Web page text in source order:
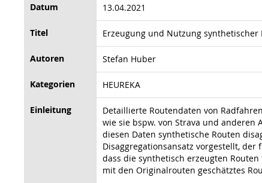
Datum 13.04.2021
Titel Erzeugung und Nutzung
Autoren Stefan Huber
Kategorien HEUREKA
Einleitung
Detaillierte Routendaten von
wie sie bspw. von Strava und
diesen Daten synthetische Routen
Disaggregationsansatz vorgestellt,
dass die synthetisch erzeugten
mit den Originalrouten geschätztes